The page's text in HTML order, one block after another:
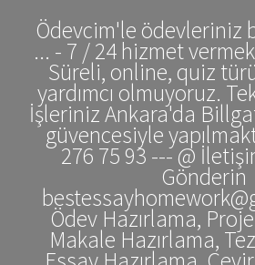
Ödevcim'le ödevleriniz
... - 7 / 24 hizmet
Süreli, online, quiz
yardımcı olmuyoruz.
İşleriniz Ankara'da
güvencesiyle
276 75 93 --- @
Gönderin
Ödev Hazırlama,
Makale Hazırlama,